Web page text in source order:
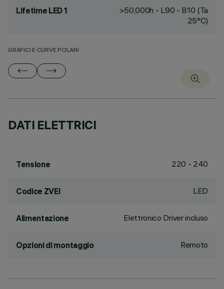
Lifetime LED 1
>50,000h - L90 - B10 (Ta
25°C)
GRAFICI E CURVE POLARI
DATI ELETTRICI
Tensione 220 - 240
Codice ZVEI LED
Alimentazione Elettronico Driver incluso
Opzioni di montaggio Remoto